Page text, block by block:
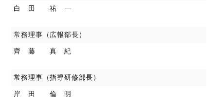
白 田 祐 一
常務理事（広報部長）
齊 藤 真 紀
常務理事（指導研修部長）
岸 田 倫 明